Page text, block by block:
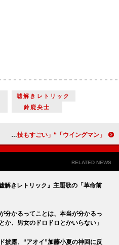
嘘解きレトリック
鈴鹿央士
「ウイングマン」“北倉”宮野真守の怪演に反響 「厄介ファン化してるうえにネットリした演技もすごい」
RELATED NEWS
解きレトリック』主題歌の「革命前
分かるってことは、本当が分かるっ
か、男女のドロドロとかいらない」
披露、“アオイ”加藤小夏の神回に反